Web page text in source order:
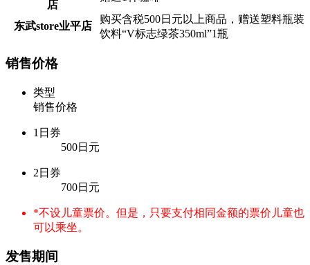
店
东武store业平店
购买含税500日元以上商品，赠送塑料瓶装
饮料“V标志绿茶350ml”1瓶
销售价格
类型
销售价格
1日券
500日元
2日券
700日元
*不设儿童票价。但是，只要支付相同金额的票价儿童也
可以乘坐。
发售期间